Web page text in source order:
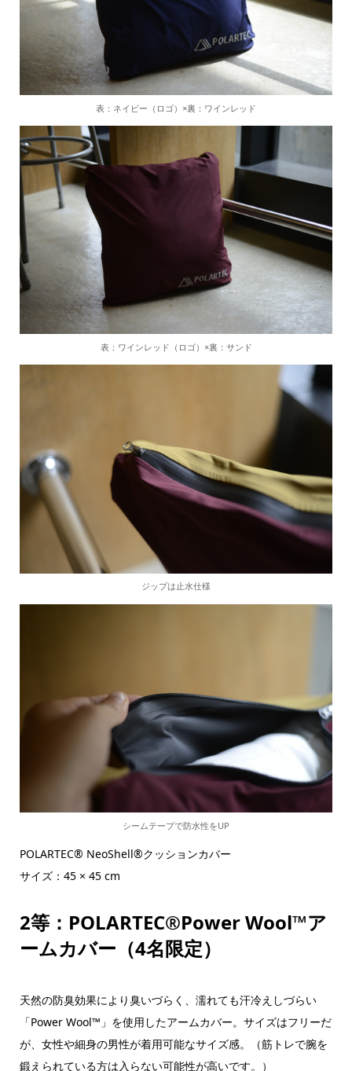
表：ネイビー（ロゴ）×裏：ワインレッド
表：ワインレッド（ロゴ）×裏：サンド
ジップは止水仕様
シームテープで防水性をUP
POLARTEC® NeoShell®クッションカバー
サイズ：45 × 45 cm
2等：POLARTEC®Power Wool™ア
ームカバー（4名限定）
天然の防臭効果により臭いづらく、濡れても汗冷えしづらい
「Power Wool™」を使用したアームカバー。サイズはフリーだ
が、女性や細身の男性が着用可能なサイズ感。（筋トレで腕を
鍛えられている方は入らない可能性が高いです。）